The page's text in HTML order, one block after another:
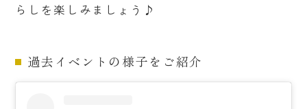
らしを楽しみましょう♪
過去イベントの様子をご紹介